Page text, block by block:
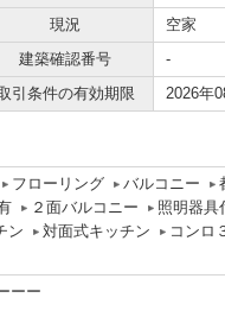
現況
空家
建築確認番号
-
引条件の有効期限 2026年
フローリング バルコニー
２面バルコニー
照明器具
ン 対面式キッチン コンロ
ーー